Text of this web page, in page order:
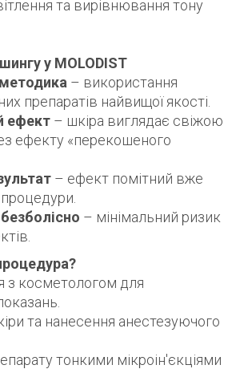
та вирівнювання тону
у MOLODIST
– використання
препаратів найвищої якості.
ефект – шкіра виглядає свіжою
ефекту «перекошеного
– ефект помітний вже
– мінімальний ризик
з косметологом для
та нанесення анестезуючого
тонкими мікроін'єкціями